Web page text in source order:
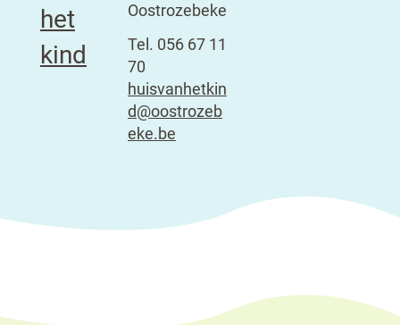
het
kind
Oostrozebeke
Tel. 056 67 11
70
E-
mail
huisvanhetkin
d@oostrozeb
eke.be